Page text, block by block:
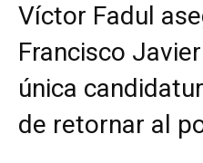
Víctor Fadul
Francisco
única
de retornar al